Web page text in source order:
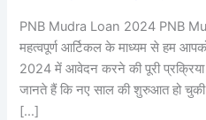
PNB Mudra Loan 2024 PNB
महत्वपूर्ण आर्टिकल के माध्यम से हम आपको
2024 में आवेदन करने की पूरी
जानते हैं कि नए साल की शुरुआत हो
[…]
मुद्रा
लोन
₹10
लाख
का